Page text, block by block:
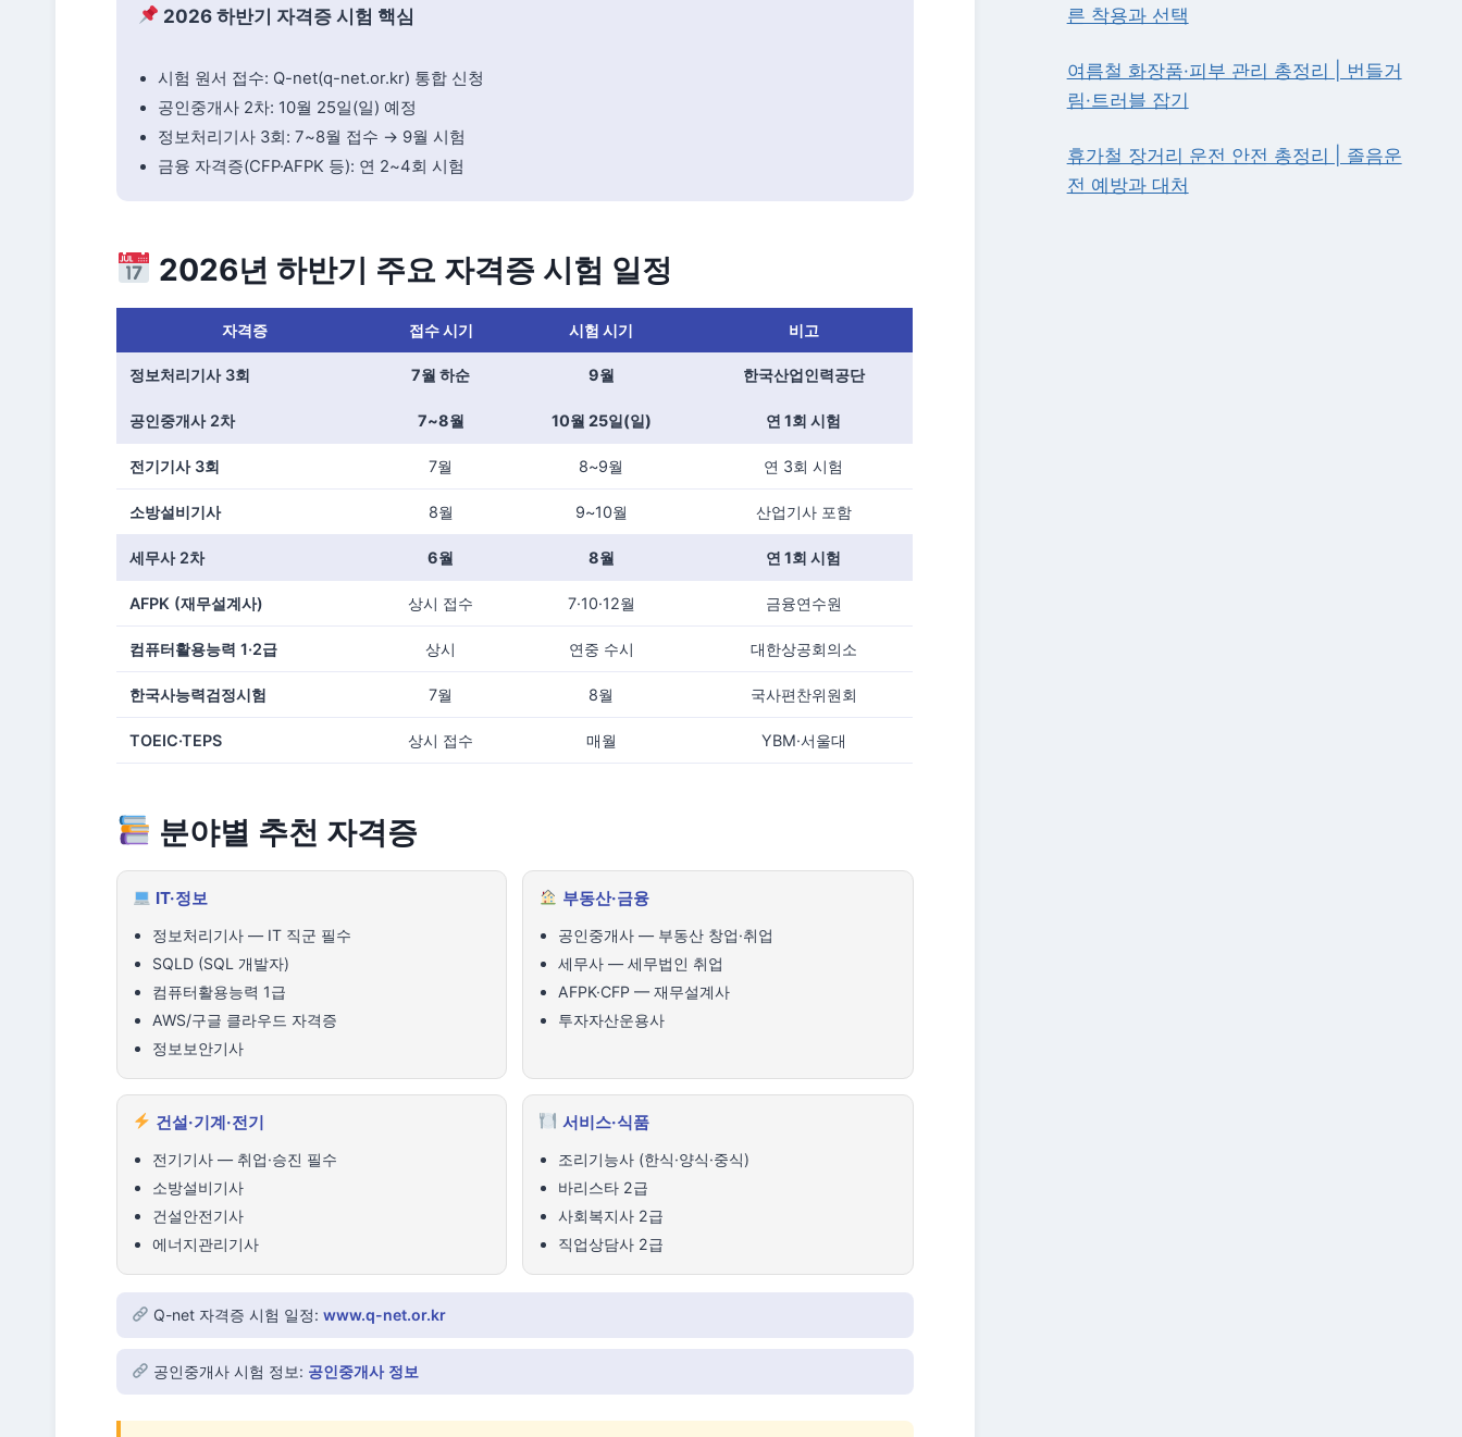
2026 하반기 자격증 시험 핵심
시험 원서 접수: Q-net(q-net.or.kr) 통합 신청
공인중개사 2차: 10월 25일(일) 예정
정보처리기사 3회: 7~8월 접수 → 9월 시험
금융 자격증(CFP·AFPK 등): 연 2~4회 시험
2026년 하반기 주요 자격증 시험 일정
자격증 접수 시기 시험 시기 비고
정보처리기사 3회 7월 하순 9월 한국산업인력공단
공인중개사 2차 7~8월 10월 25일(일) 연 1회 시험
전기기사 3회 7월 8~9월 연 3회 시험
소방설비기사 8월 9~10월 산업기사 포함
세무사 2차 6월 8월 연 1회 시험
AFPK (재무설계사) 상시 접수 7·10·12월 금융연수원
컴퓨터활용능력 1·2급 상시 연중 수시 대한상공회의소
한국사능력검정시험 7월 8월 국사편찬위원회
TOEIC·TEPS 상시 접수 매월 YBM·서울대
분야별 추천 자격증
IT·정보
정보처리기사 — IT 직군 필수
SQLD (SQL 개발자)
컴퓨터활용능력 1급
AWS/구글 클라우드 자격증
정보보안기사
부동산·금융
공인중개사 — 부동산 창업·취업
세무사 — 세무법인 취업
AFPK·CFP — 재무설계사
투자자산운용사
건설·기계·전기
전기기사 — 취업·승진 필수
소방설비기사
건설안전기사
에너지관리기사
서비스·식품
조리기능사 (한식·양식·중식)
바리스타 2급
사회복지사 2급
직업상담사 2급
Q-net 자격증 시험 일정:www.q-net.or.kr
공인중개사 시험 정보: 공인중개사 정보
른 착용과 선택
여름철 화장품·피부 관리 총정리 | 번들거
림·트러블 잡기
휴가철 장거리 운전 안전 총정리 | 졸음운
전 예방과 대처